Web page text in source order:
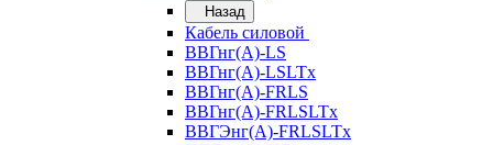
Назад
Кабель силовой
ВВГнг(А)-LS
ВВГнг(А)-LSLTx
ВВГнг(А)-FRLS
ВВГнг(А)-FRLSLTx
ВВГЭнг(А)-FRLSLTx